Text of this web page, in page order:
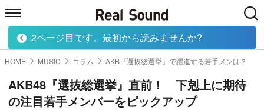
HOME MUSIC MOVIE TECH
HOME MUSIC コラム AKB『選抜総選挙』で躍進する若手メンは？
AKB48『選抜総選挙』直前！ 下剋上に期待
の注目若手メンバーをピックアップ
2ページ目です。最初から読みませんか?